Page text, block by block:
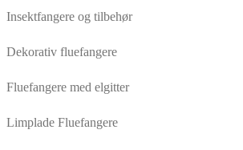
Insektfangere og tilbehør
Dekorativ fluefangere
Fluefangere med elgitter
Limplade Fluefangere